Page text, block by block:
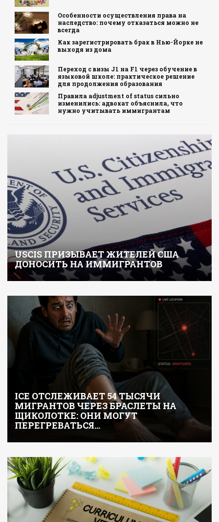
Особенности осуществления права на
наследство: почему отказаться можно не
всегда
Как зарегистрировать брак в Нью-Йорке не
выходя из дома
Переход с визы J1 на F1 через обучение в
языковой школе: практическое решение
для продолжения образования
Правила adjustment of status сильно
изменились: адвокат объяснила, что
нужно учитывать иммигрантам
USCIS ПРИЗЫВАЕТ ЖИТЕЛЕЙ США
ДОНОСИТЬ НА ИММИГРАНТОВ
ICE ОТСЛЕЖИВАЕТ 54 ТЫСЯЧИ
МИГРАНТОВ ЧЕРЕЗ БРАСЛЕТЫ НА
ЩИКОЛОТКЕ: ОНИ МОГУТ
ПЕРЕГРЕВАТЬСЯ…